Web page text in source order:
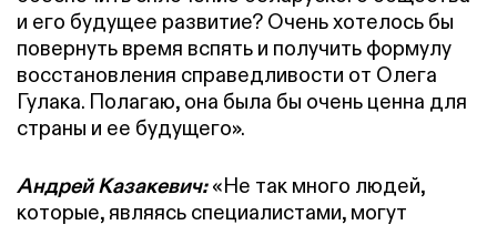
и его будущее развитие? Очень хотелось бы
повернуть время вспять и получить формулу
восстановления справедливости от Олега
Гулака. Полагаю, она была бы очень ценна для
страны и ее будущего».
Андрей Казакевич:«Не так много людей,
которые, являясь специалистами, могут